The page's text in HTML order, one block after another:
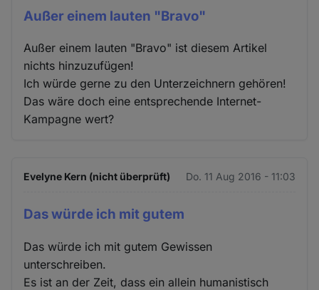
Außer einem lauten "Bravo"
Außer einem lauten "Bravo" ist diesem Artikel
nichts hinzuzufügen!
Ich würde gerne zu den Unterzeichnern gehören!
Das wäre doch eine entsprechende Internet-
Kampagne wert?
Evelyne Kern (nicht überprüft) Do. 11 Aug 2016 - 11:03
Das würde ich mit gutem
Das würde ich mit gutem Gewissen
unterschreiben.
Es ist an der Zeit, dass ein allein humanistisch